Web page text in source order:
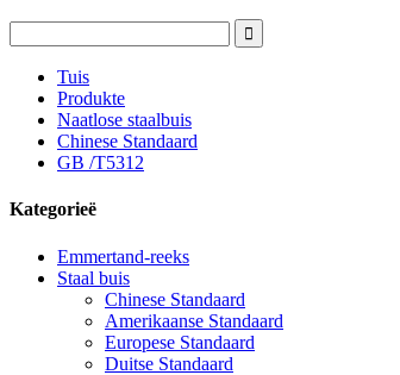
Tuis
Produkte
Naatlose staalbuis
Chinese Standaard
GB /T5312
Kategorieë
Emmertand-reeks
Staal buis
Chinese Standaard
Amerikaanse Standaard
Europese Standaard
Duitse Standaard